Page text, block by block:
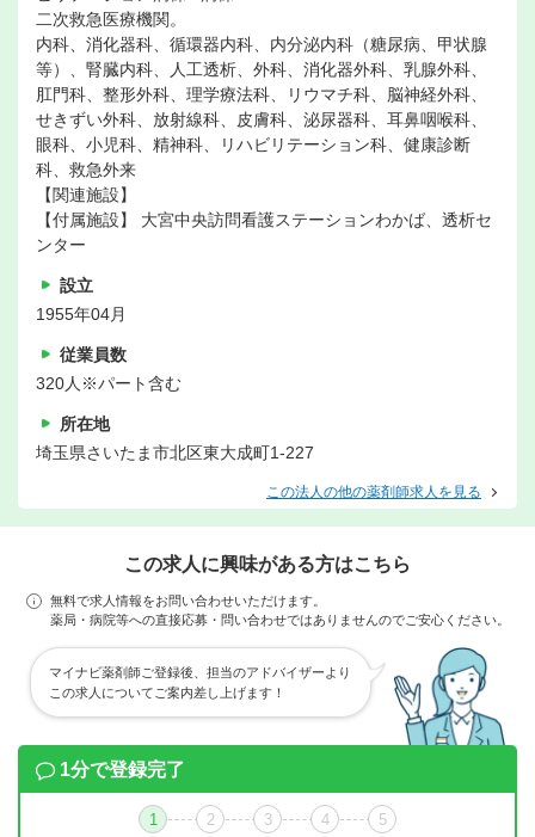
二次救急医療機関。
内科、消化器科、循環器内科、内分泌内科（糖尿病、甲状腺
等）、腎臓内科、人工透析、外科、消化器外科、乳腺外科、
肛門科、整形外科、理学療法科、リウマチ科、脳神経外科、
せきずい外科、放射線科、皮膚科、泌尿器科、耳鼻咽喉科、
眼科、小児科、精神科、リハビリテーション科、健康診断
科、救急外来
【関連施設】
【付属施設】 大宮中央訪問看護ステーションわかば、透析セ
ンター
設立
1955年04月
従業員数
320人※パート含む
所在地
埼玉県さいたま市北区東大成町1-227
この法人の他の薬剤師求人を見る
この求人に興味がある方はこちら
無料で求人情報をお問い合わせいただけます。
薬局・病院等への直接応募・問い合わせではありませんのでご安心ください。
マイナビ薬剤師ご登録後、担当のアドバイザーより
この求人についてご案内差し上げます！
1分で登録完了
1 2 3 4 5